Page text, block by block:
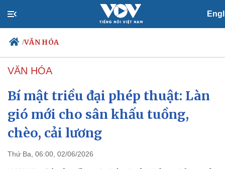
/VĂN HÓA
Chính trị
Đảng
Tổ chức nhân sự
Quốc hội
Nhận diện sự thật
Xã hội
Tin 24h
Dự báo thời tiết
VĂN HÓA
Bí mật triều đại phép thuật: Làn
gió mới cho sân khấu tuồng,
chèo, cải lương
Thứ Ba, 06:00, 02/06/2026